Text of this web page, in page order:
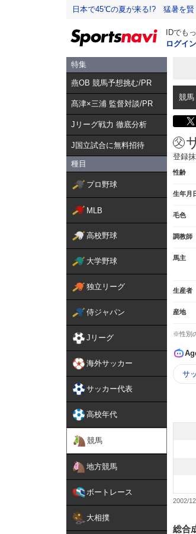
日本で45℃の夏が来る!? 猛暑を賢
IDでも
ログイン
特集
燕OB 競馬予想挑む/PR
髙津×三浦 監督対談/PR
Jリーグ戦力 徹底分析
J国立試合に無料招待
種目
プロ野球
MLB
高校野球
大学野球
独立リーグ
侍ジャパン
Jリーグ
海外サッカー
サッカー代表
高校年代
競馬
地方競馬
ボートレース
大相撲
競
登録
性齢
生年月
毛色
調教師
馬主
生産者
産地
※性別
サ
2002/
総合